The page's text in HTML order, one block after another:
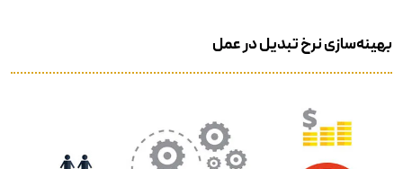
بهینه‌سازی نرخ تبدیل در عمل